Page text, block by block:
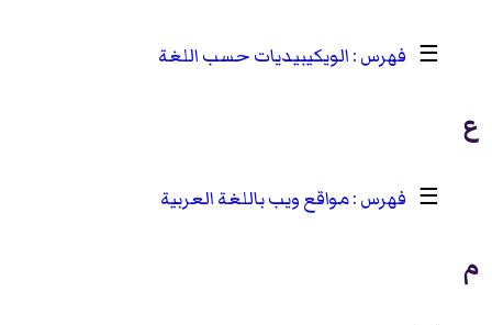
☰ الويكيبيديات حسب اللغة
ع
☰ مواقع ويب باللغة العربية
م